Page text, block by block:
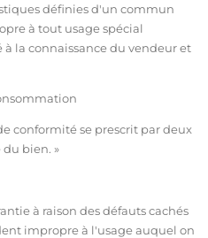
définies d'un commun
à tout usage spécial
la connaissance du vendeur et
conformité se prescrit par deux
bien. »
à raison des défauts cachés
impropre à l'usage auquel on